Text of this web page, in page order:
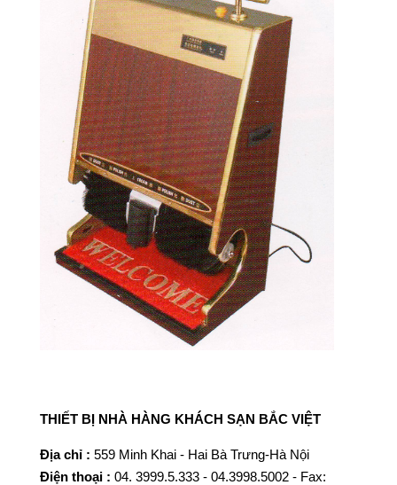
THIẾT BỊ NHÀ HÀNG KHÁCH SẠN BẮC VIỆT
Địa chỉ : 559 Minh Khai - Hai Bà Trưng-Hà Nội
Điện thoại : 04. 3999.5.333 - 04.3998.5002 - Fax: